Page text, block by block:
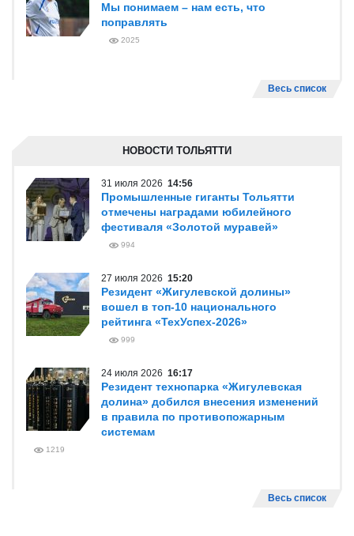
Мы понимаем – нам есть, что
поправлять
2025
Весь список
НОВОСТИ ТОЛЬЯТТИ
31 июля 2026 14:56
Промышленные гиганты Тольятти
отмечены наградами юбилейного
фестиваля «Золотой муравей»
994
27 июля 2026 15:20
Резидент «Жигулевской долины»
вошел в топ-10 национального
рейтинга «ТехУспех-2026»
999
24 июля 2026 16:17
Резидент технопарка «Жигулевская
долина» добился внесения изменений
в правила по противопожарным
системам
1219
Весь список